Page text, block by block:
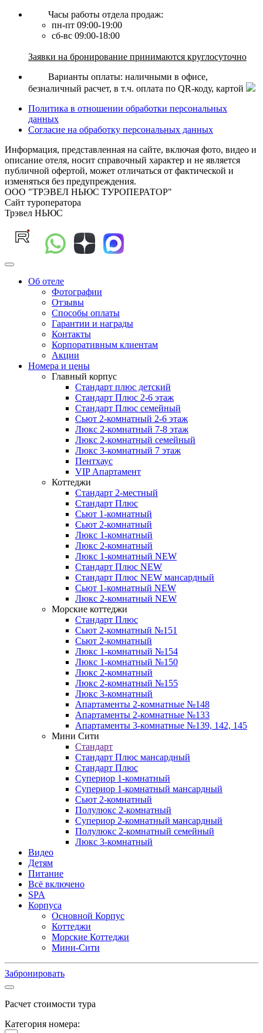
Часы работы отдела продаж:
пн-пт 09:00-19:00
сб-вс 09:00-18:00
Заявки на бронирование принимаются круглосуточно
Варианты оплаты: наличными в офисе,
безналичный расчет, в т.ч. оплата по QR-коду, картой
Политика в отношении обработки персональных
данных
Согласие на обработку персональных данных
Информация, представленная на сайте, включая фото, видео и
описание отеля, носит справочный характер и не является
публичной офертой, может отличаться от фактической и
изменяться без предупреждения.
ООО "ТРЭВЕЛ НЬЮС ТУРОПЕРАТОР"
Сайт туроператора
Трэвел НЬЮС
Об отеле
Фотографии
Отзывы
Способы оплаты
Гарантии и награды
Контакты
Корпоративным клиентам
Акции
Номера и цены
Главный корпус
Стандарт плюс детский
Стандарт Плюс 2-6 этаж
Стандарт Плюс семейный
Сьют 2-комнатный 2-6 этаж
Люкс 2-комнатный 7-8 этаж
Люкс 2-комнатный семейный
Люкс 3-комнатный 7 этаж
Пентхаус
VIP Апартамент
Коттеджи
Стандарт 2-местный
Стандарт Плюс
Сьют 1-комнатный
Сьют 2-комнатный
Люкс 1-комнатный
Люкс 2-комнатный
Люкс 1-комнатный NEW
Стандарт Плюс NEW
Стандарт Плюс NEW мансардный
Сьют 1-комнатный NEW
Люкс 2-комнатный NEW
Морские коттеджи
Стандарт Плюс
Сьют 2-комнатный №151
Сьют 2-комнатный
Люкс 1-комнатный №154
Люкс 1-комнатный №150
Люкс 2-комнатный
Люкс 2-комнатный №155
Люкс 3-комнатный
Апартаменты 2-комнатные №148
Апартаменты 2-комнатные №133
Апартаменты 3-комнатные №139, 142, 145
Мини Сити
Стандарт
Стандарт Плюс мансардный
Стандарт Плюс
Супериор 1-комнатный
Супериор 1-комнатный мансардный
Сьют 2-комнатный
Полулюкс 2-комнатный
Супериор 2-комнатный мансардный
Полулюкс 2-комнатный семейный
Люкс 3-комнатный
Видео
Детям
Питание
Всё включено
SPA
Корпуса
Основной Корпус
Коттеджи
Морские Коттеджи
Мини-Сити
Забронировать
Расчет стоимости тура
Категория номера: